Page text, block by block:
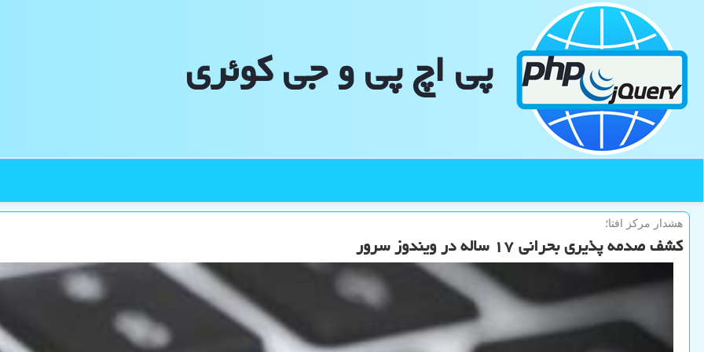
پی اچ پی و جی كوئری
هشدار مركز افتا؛
كشف صدمه پذیری بحرانی ۱۷ ساله در ویندوز سرور